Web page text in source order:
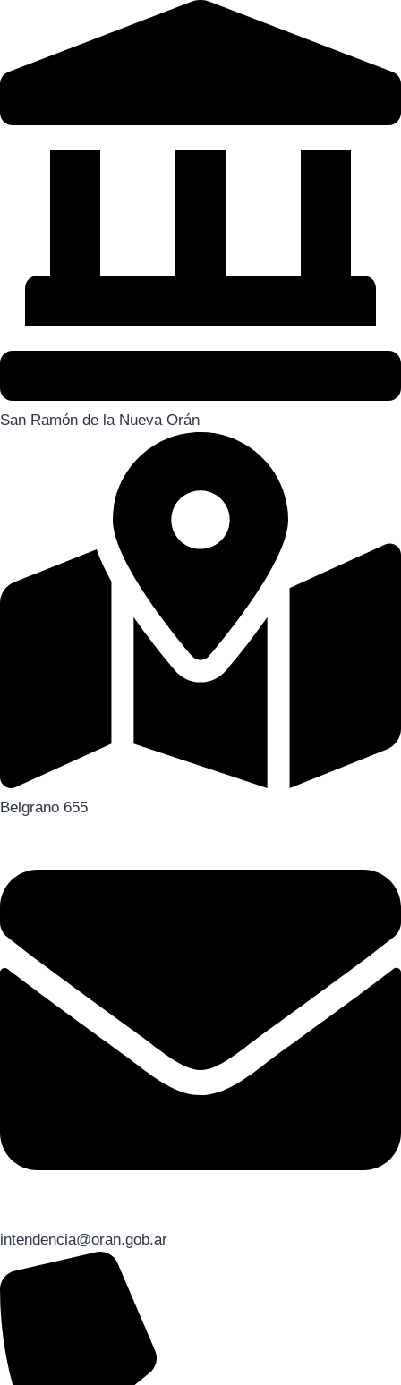
San Ramón de la Nueva Orán
Belgrano 655
intendencia@oran.gob.ar